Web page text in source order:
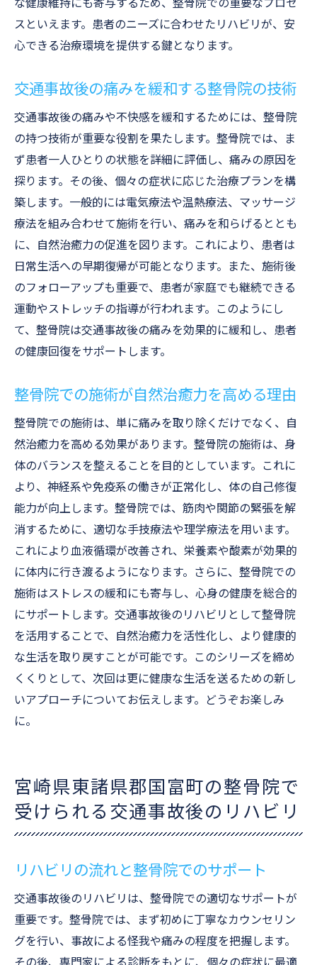
な健康維持にも寄与するため、整骨院での重要なプロセ
スといえます。患者のニーズに合わせたリハビリが、安
心できる治療環境を提供する鍵となります。
交通事故後の痛みを緩和する整骨院の技術
交通事故後の痛みや不快感を緩和するためには、整骨院
の持つ技術が重要な役割を果たします。整骨院では、ま
ず患者一人ひとりの状態を詳細に評価し、痛みの原因を
探ります。その後、個々の症状に応じた治療プランを構
築します。一般的には電気療法や温熱療法、マッサージ
療法を組み合わせて施術を行い、痛みを和らげるととも
に、自然治癒力の促進を図ります。これにより、患者は
日常生活への早期復帰が可能となります。また、施術後
のフォローアップも重要で、患者が家庭でも継続できる
運動やストレッチの指導が行われます。このようにし
て、整骨院は交通事故後の痛みを効果的に緩和し、患者
の健康回復をサポートします。
整骨院での施術が自然治癒力を高める理由
整骨院での施術は、単に痛みを取り除くだけでなく、自
然治癒力を高める効果があります。整骨院の施術は、身
体のバランスを整えることを目的としています。これに
より、神経系や免疫系の働きが正常化し、体の自己修復
能力が向上します。整骨院では、筋肉や関節の緊張を解
消するために、適切な手技療法や理学療法を用います。
これにより血液循環が改善され、栄養素や酸素が効果的
に体内に行き渡るようになります。さらに、整骨院での
施術はストレスの緩和にも寄与し、心身の健康を総合的
にサポートします。交通事故後のリハビリとして整骨院
を活用することで、自然治癒力を活性化し、より健康的
な生活を取り戻すことが可能です。このシリーズを締め
くくりとして、次回は更に健康な生活を送るための新し
いアプローチについてお伝えします。どうぞお楽しみ
に。
宮崎県東諸県郡国富町の整骨院で
受けられる交通事故後のリハビリ
リハビリの流れと整骨院でのサポート
交通事故後のリハビリは、整骨院での適切なサポートが
重要です。整骨院では、まず初めに丁寧なカウンセリン
グを行い、事故による怪我や痛みの程度を把握します。